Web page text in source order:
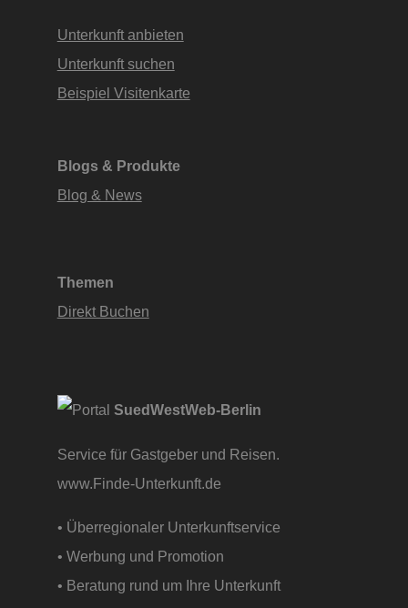
Unterkunft anbieten
Unterkunft suchen
Beispiel Visitenkarte
Blogs & Produkte
Blog & News
Themen
Direkt Buchen
SuedWestWeb-Berlin
Service für Gastgeber und Reisen.
www.Finde-Unterkunft.de
• Überregionaler Unterkunftservice
• Werbung und Promotion
• Beratung rund um Ihre Unterkunft